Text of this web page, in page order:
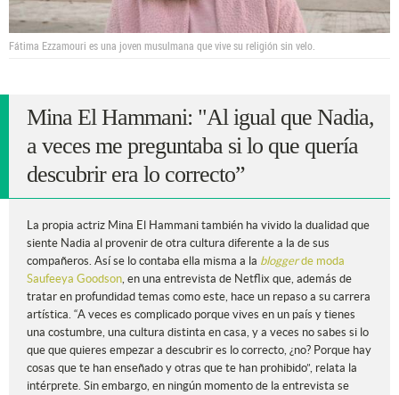
Fátima Ezzamouri es una joven musulmana que vive su religión sin velo.
Mina El Hammani: "Al igual que Nadia,
a veces me preguntaba si lo que quería
descubrir era lo correcto”
La propia actriz Mina El Hammani también ha vivido la dualidad que
siente Nadia al provenir de otra cultura diferente a la de sus
compañeros. Así se lo contaba ella misma a la bloggerde moda
Saufeeya Goodson , en una entrevista de Netflix que, además de
tratar en profundidad temas como este, hace un repaso a su carrera
artística. “A veces es complicado porque vives en un país y tienes
una costumbre, una cultura distinta en casa, y a veces no sabes si lo
que que quieres empezar a descubrir es lo correcto, ¿no? Porque hay
cosas que te han enseñado y otras que te han prohibido”, relata la
intérprete. Sin embargo, en ningún momento de la entrevista se